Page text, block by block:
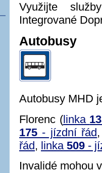
Využijte
Integrované
Autobusy
Autobusy MHD
Florenc (linka
175 - jízdní řád
řád, linka 509 -
Invalidé mohou